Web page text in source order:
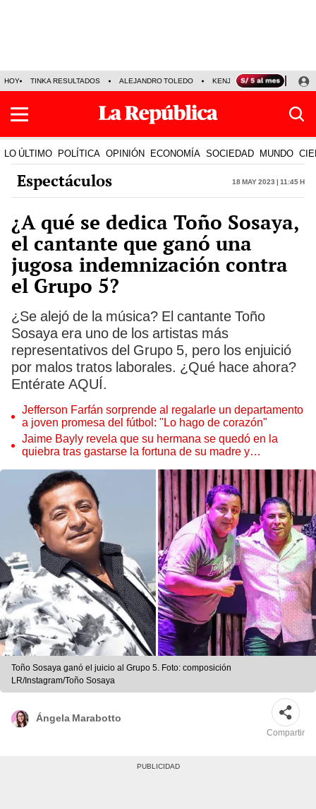
HOY TINKA RESULTADOS ALEJANDRO TOLEDO KENJI FUJIMORI
LO ÚLTIMO POLÍTICA OPINIÓN ECONOMÍA SOCIEDAD MUNDO
Espectáculos 18 May 2023 | 11:45 h
¿A qué se dedica Toño Sosaya,
el cantante que ganó una
jugosa indemnización contra
el Grupo 5?
¿Se alejó de la música? El cantante Toño
Sosaya era uno de los artistas más
representativos del Grupo 5, pero los enjuició
por malos tratos laborales. ¿Qué hace ahora?
Entérate AQUÍ.
Jefferson Farfán sorprende al regalarle un departamento
a joven promesa del fútbol: "Lo hago de corazón"
Jaime Bayly revela que su hermana se quedó en la
quiebra tras gastarse la fortuna de su madre y
Toño Sosaya ganó el juicio al Grupo 5. Foto: composición
LR/Instagram/Toño Sosaya
Ángela Marabotto
Compartir